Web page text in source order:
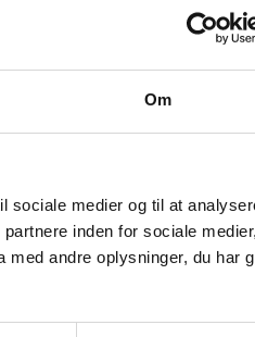
Om
sociale medier og til at
inden for sociale
med andre oplysninger, du har